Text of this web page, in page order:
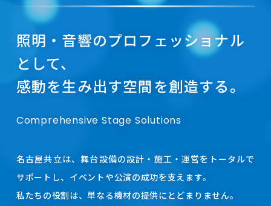
照明・音響のプロフェッショナル
として、
感動を生み出す空間を創造する。
Comprehensive Stage Solutions
名古屋共立は、舞台設備の設計・施工・運営をトータルで
サポートし、イベントや公演の成功を支えます。
私たちの役割は、単なる機材の提供にとどまりません。